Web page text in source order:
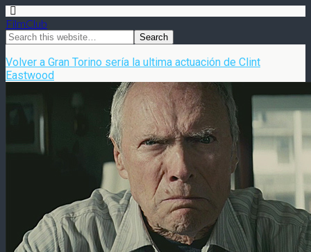
FilmClub
Volver a Gran Torino sería la ultima actuación de Clint
Eastwood